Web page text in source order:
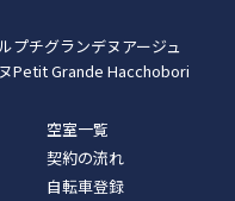
プチグランデヌアージュ
Petit Grande Hacchobori
空室一覧
契約の流れ
自転車登録